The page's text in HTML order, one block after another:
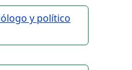
y político